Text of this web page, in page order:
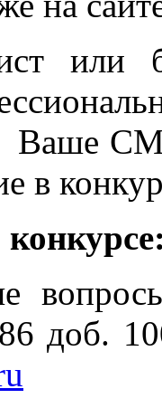
или
Ваше
в
доб.